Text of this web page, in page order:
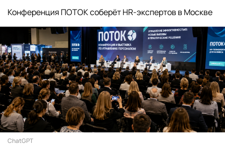
Конференция ПОТОК соберёт HR-экспертов в Москве
ChatGPT